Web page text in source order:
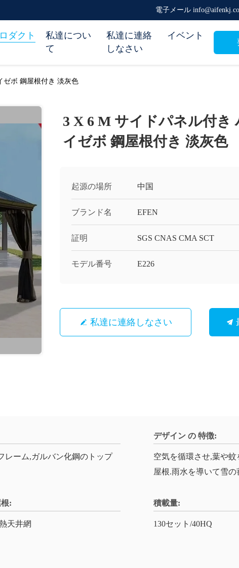
電子メール
ダクト
私達につい
て
私達に連絡
しなさい
イベント
ゼボ 鋼屋根付き 淡灰色
3 X 6 M サイドパネル付き
イゼボ 鋼屋根付き 淡灰色
起源の場所 中国
ブランド名 EFEN
証明 SGS CNAS CMA SCT
モデル番号 E226
私達に連絡しなさい
レーム,ガルバン化鋼のトップ
デザイン の 特徴:
空気を循環させ,葉や
屋根.雨水を導いて雪
:
天井網
積載量:
130セット/40HQ